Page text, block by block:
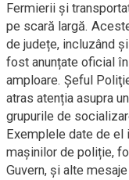
Fermierii și
pe scară largă.
de județe, incluzând
fost anunțate oficial
amploare. Şeful
atras atenția asupra
grupurile de
Exemplele date de el
mașinilor de poliție,
Guvern, și alte